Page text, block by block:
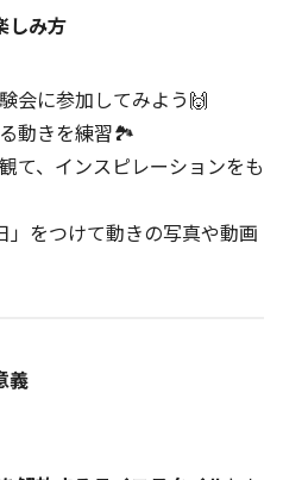
しみ方
会に参加してみよう🙌
動きを練習🏞️
て、インスピレーションをも
をつけて動きの写真や動画
義